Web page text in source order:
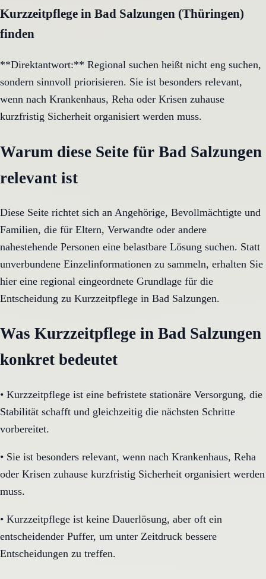
Kurzzeitpflege in Bad Salzungen (Thüringen)
finden
**Direktantwort:** Regional suchen heißt nicht eng suchen,
sondern sinnvoll priorisieren. Sie ist besonders relevant,
wenn nach Krankenhaus, Reha oder Krisen zuhause
kurzfristig Sicherheit organisiert werden muss.
Warum diese Seite für Bad Salzungen
relevant ist
Diese Seite richtet sich an Angehörige, Bevollmächtigte und
Familien, die für Eltern, Verwandte oder andere
nahestehende Personen eine belastbare Lösung suchen. Statt
unverbundene Einzelinformationen zu sammeln, erhalten Sie
hier eine regional eingeordnete Grundlage für die
Entscheidung zu Kurzzeitpflege in Bad Salzungen.
Was Kurzzeitpflege in Bad Salzungen
konkret bedeutet
• Kurzzeitpflege ist eine befristete stationäre Versorgung, die
Stabilität schafft und gleichzeitig die nächsten Schritte
vorbereitet.
• Sie ist besonders relevant, wenn nach Krankenhaus, Reha
oder Krisen zuhause kurzfristig Sicherheit organisiert werden
muss.
• Kurzzeitpflege ist keine Dauerlösung, aber oft ein
entscheidender Puffer, um unter Zeitdruck bessere
Entscheidungen zu treffen.